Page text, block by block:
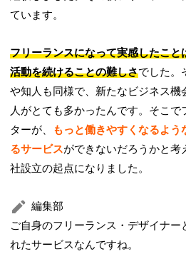
ています。
フリーランスになって実感したこと
活動を続けることの難しさでした。
や知人も同様で、新たなビジネス機
人がとても多かったんです。そこで
ターが、
もっと働きやすくなるよ
るサービスができないだろうかと考
社設立の起点になりました。
編集部
ご自身のフリーランス・デザイナー
れたサービスなんですね。